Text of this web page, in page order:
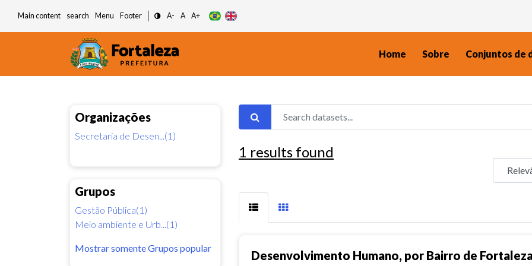
Main content search Menu Footer A- A A+
Home Sobre Conjuntos de
Organizações
Secretaria de Desen...(1)
Grupos
Gestão Pública(1)
Meio ambiente e Urb...(1)
Mostrar somente Grupos popular
1 results found
Desenvolvimento Humano, por Bairro de